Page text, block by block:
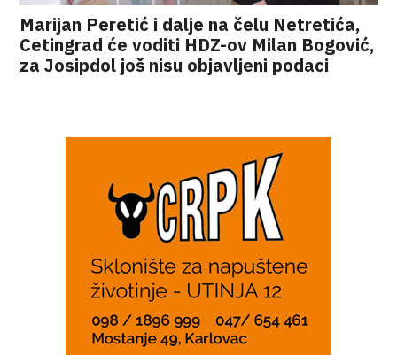
Marijan Peretić i dalje na čelu Netretića,
Cetingrad će voditi HDZ-ov Milan Bogović,
za Josipdol još nisu objavljeni podaci